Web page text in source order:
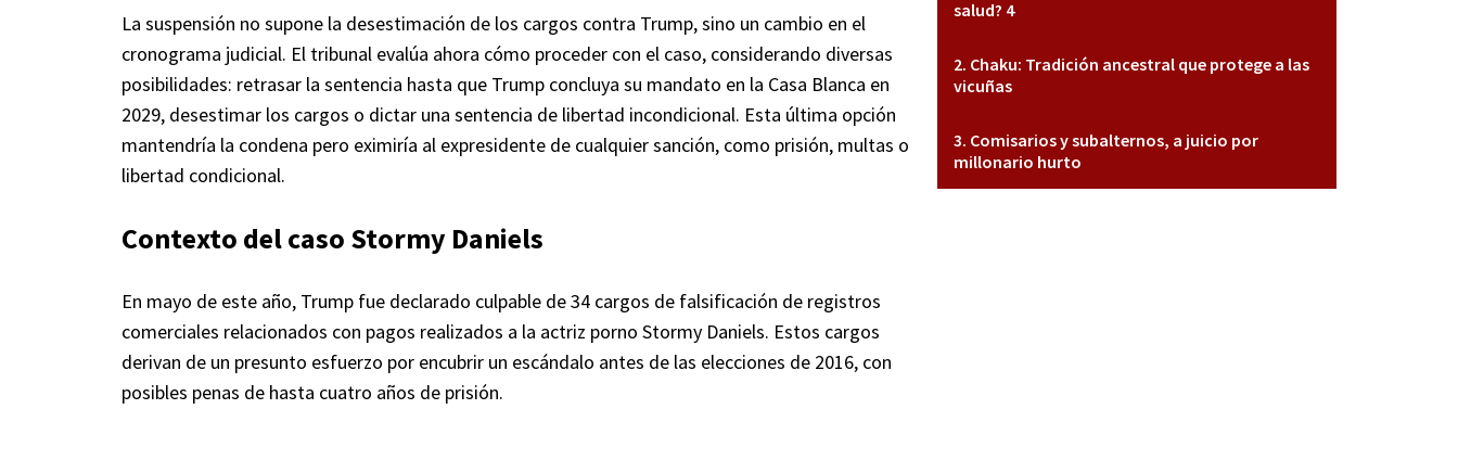
La suspensión no supone la desestimación de los cargos contra Trump, sino un cambio en el
cronograma judicial. El tribunal evalúa ahora cómo proceder con el caso, considerando diversas
posibilidades: retrasar la sentencia hasta que Trump concluya su mandato en la Casa Blanca en
2029, desestimar los cargos o dictar una sentencia de libertad incondicional. Esta última opción
mantendría la condena pero eximiría al expresidente de cualquier sanción, como prisión, multas o
libertad condicional.
Contexto del caso Stormy Daniels
En mayo de este año, Trump fue declarado culpable de 34 cargos de falsificación de registros
comerciales relacionados con pagos realizados a la actriz porno Stormy Daniels. Estos cargos
derivan de un presunto esfuerzo por encubrir un escándalo antes de las elecciones de 2016, con
posibles penas de hasta cuatro años de prisión.
salud? 4
Chaku: Tradición ancestral que protege a las
vicuñas
Comisarios y subalternos, a juicio por
millonario hurto